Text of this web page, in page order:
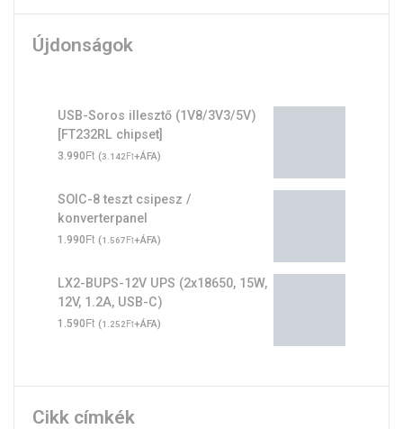
Újdonságok
USB-Soros illesztő (1V8/3V3/5V)
[FT232RL chipset]
3.990Ft (3.142Ft+ÁFA)
SOIC-8 teszt csipesz /
konverterpanel
1.990Ft (1.567Ft+ÁFA)
LX2-BUPS-12V UPS (2x18650, 15W,
12V, 1.2A, USB-C)
1.590Ft (1.252Ft+ÁFA)
Cikk címkék